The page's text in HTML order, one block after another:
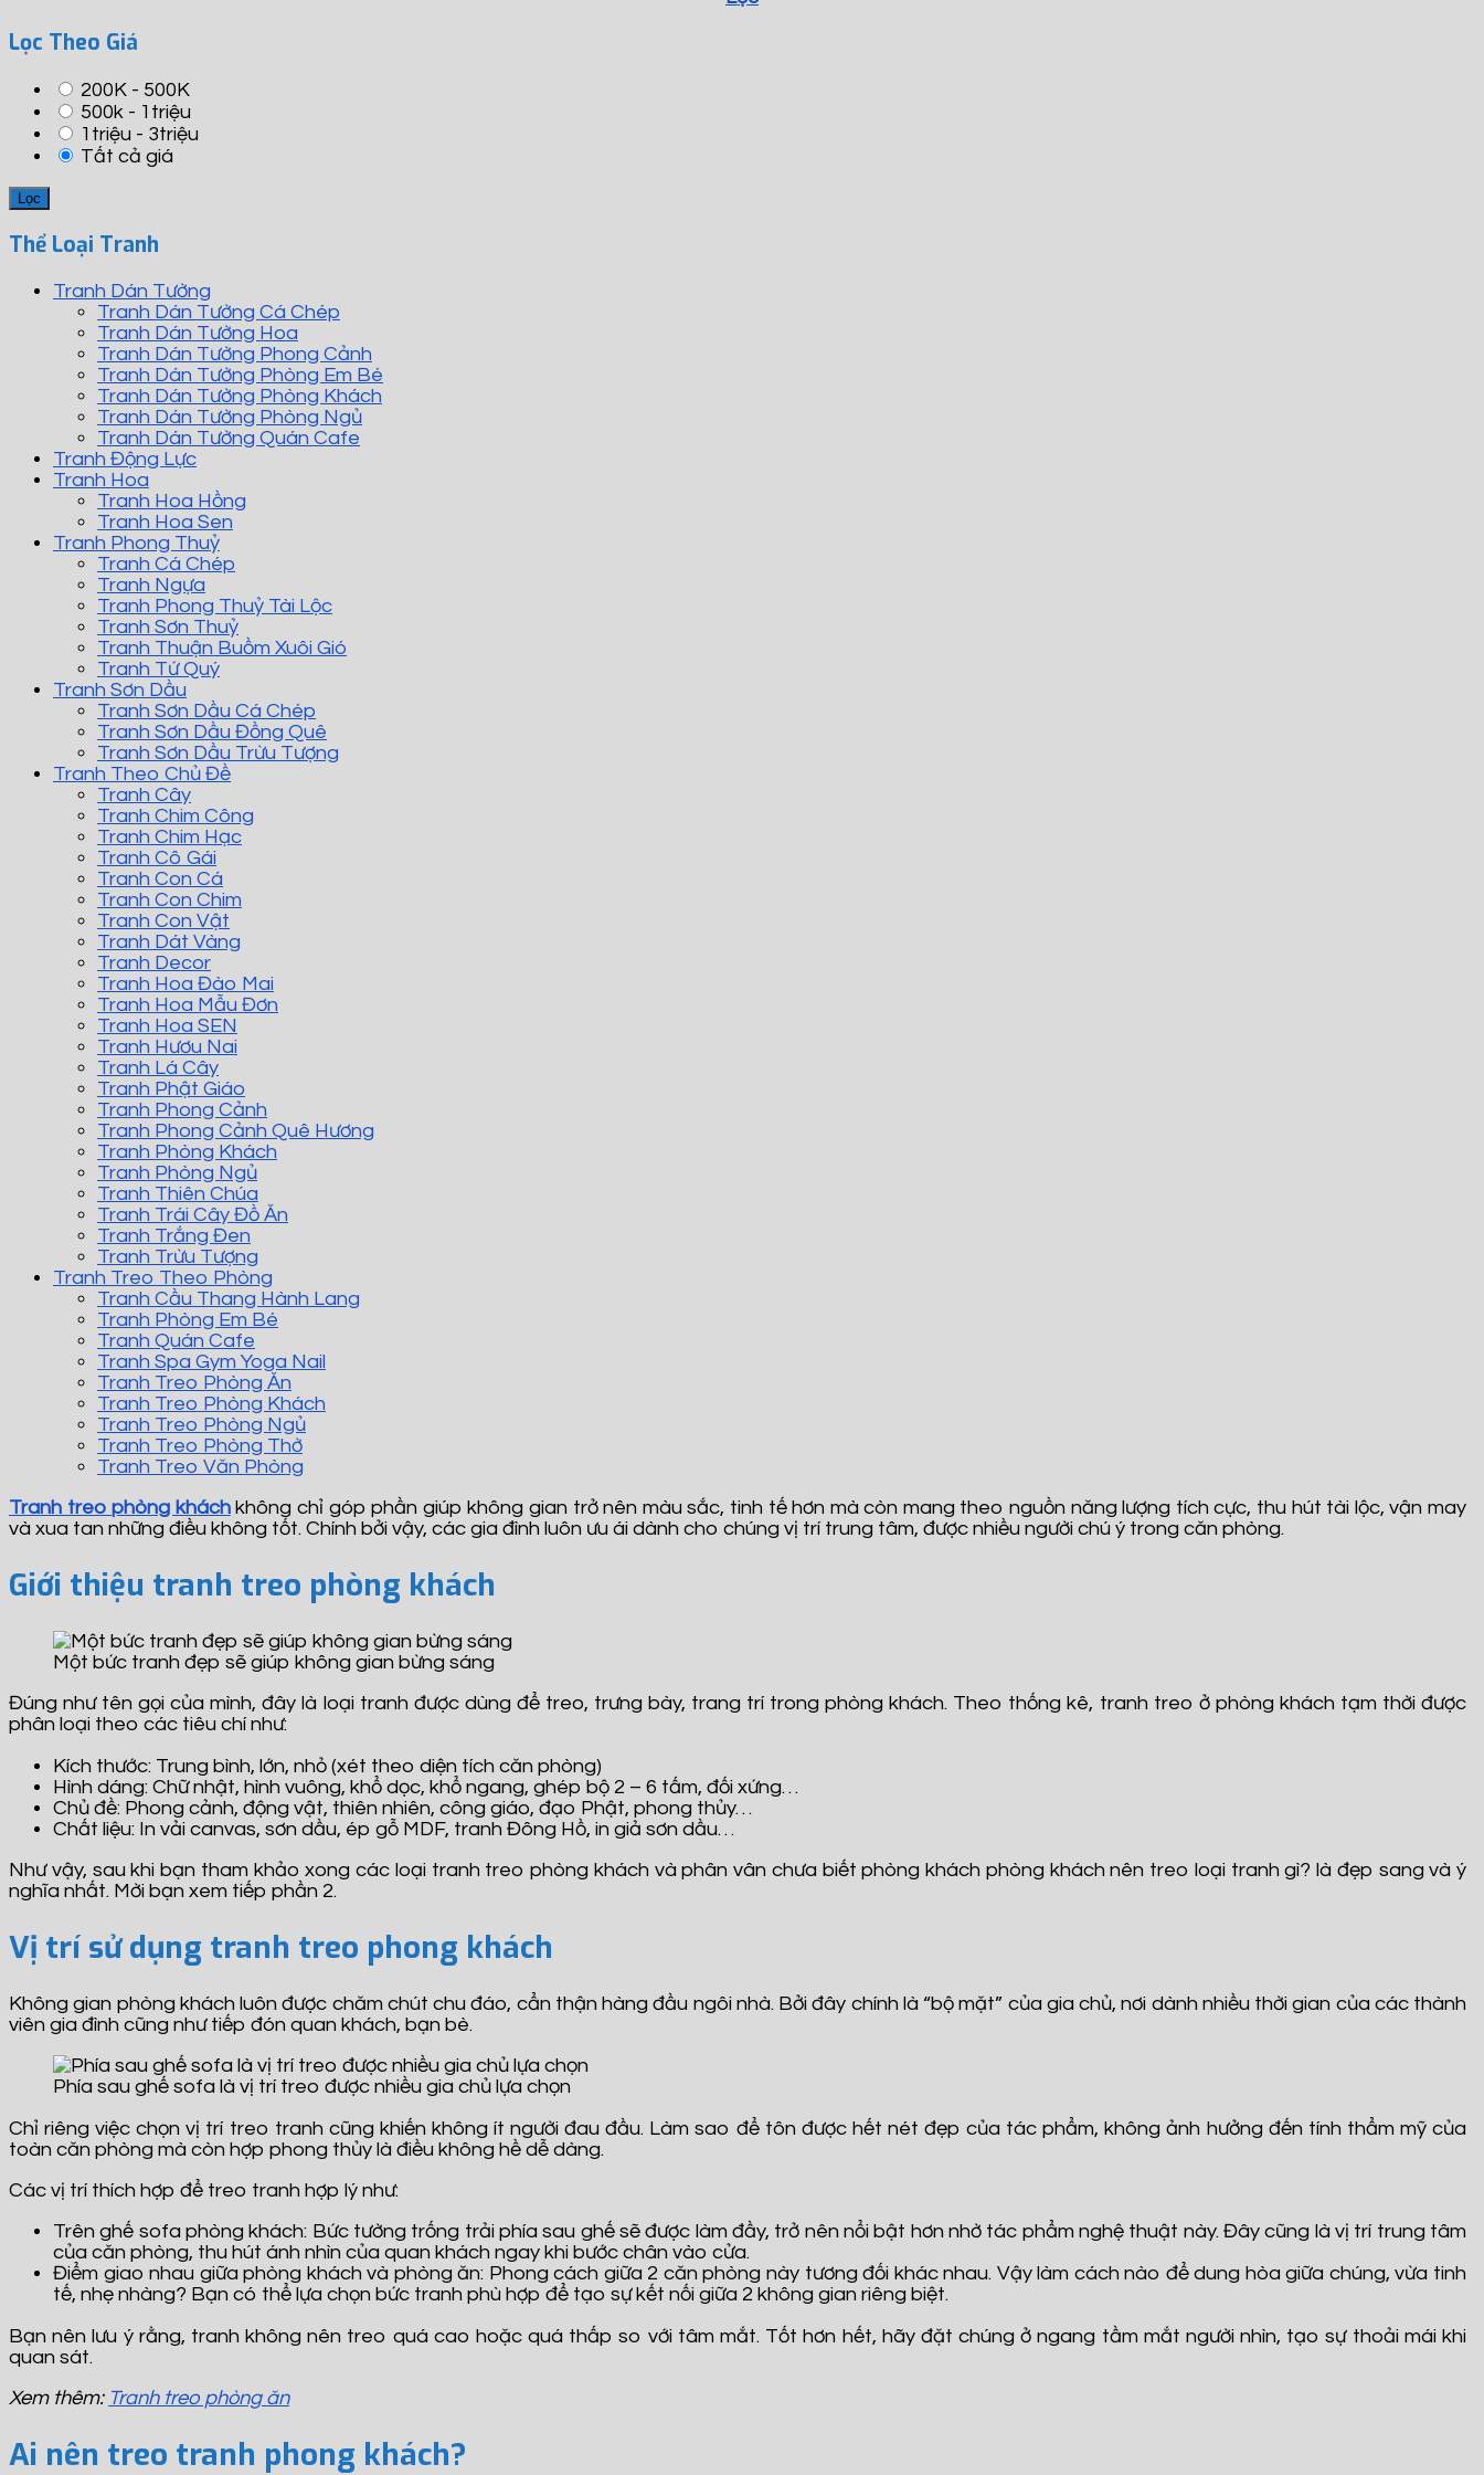
Lọc Theo Giá
200K - 500K
500k - 1triệu
1triệu - 3triệu
Tất cả giá
Thể Loại Tranh
Tranh Dán Tường
Tranh Dán Tường Cá Chép
Tranh Dán Tường Hoa
Tranh Dán Tường Phong Cảnh
Tranh Dán Tường Phòng Em Bé
Tranh Dán Tường Phòng Khách
Tranh Dán Tường Phòng Ngủ
Tranh Dán Tường Quán Cafe
Tranh Động Lực
Tranh Hoa
Tranh Hoa Hồng
Tranh Hoa Sen
Tranh Phong Thuỷ
Tranh Cá Chép
Tranh Ngựa
Tranh Phong Thuỷ Tài Lộc
Tranh Sơn Thuỷ
Tranh Thuận Buồm Xuôi Gió
Tranh Tứ Quý
Tranh Sơn Dầu
Tranh Sơn Dầu Cá Chép
Tranh Sơn Dầu Đồng Quê
Tranh Sơn Dầu Trừu Tượng
Tranh Theo Chủ Đề
Tranh Cây
Tranh Chim Công
Tranh Chim Hạc
Tranh Cô Gái
Tranh Con Cá
Tranh Con Chim
Tranh Con Vật
Tranh Dát Vàng
Tranh Decor
Tranh Hoa Đào Mai
Tranh Hoa Mẫu Đơn
Tranh Hoa SEN
Tranh Hươu Nai
Tranh Lá Cây
Tranh Phật Giáo
Tranh Phong Cảnh
Tranh Phong Cảnh Quê Hương
Tranh Phòng Khách
Tranh Phòng Ngủ
Tranh Thiên Chúa
Tranh Trái Cây Đồ Ăn
Tranh Trắng Đen
Tranh Trừu Tượng
Tranh Treo Theo Phòng
Tranh Cầu Thang Hành Lang
Tranh Phòng Em Bé
Tranh Quán Cafe
Tranh Spa Gym Yoga Nail
Tranh Treo Phòng Ăn
Tranh Treo Phòng Khách
Tranh Treo Phòng Ngủ
Tranh Treo Phòng Thờ
Tranh Treo Văn Phòng
Tranh treo phòng kháchkhông chỉ góp phần giúp không gian trở nên màu sắc, tinh tế hơn mà còn mang theo nguồn năng lượng tích cực, thu hút tài lộc, vận may
và xua tan những điều không tốt. Chính bởi vậy, các gia đình luôn ưu ái dành cho chúng vị trí trung tâm, được nhiều người chú ý trong căn phòng.
Giới thiệu tranh treo phòng khách
Một bức tranh đẹp sẽ giúp không gian bừng sáng
Đúng như tên gọi của mình, đây là loại tranh được dùng để treo, trưng bày, trang trí trong phòng khách. Theo thống kê, tranh treo ở phòng khách tạm thời được
phân loại theo các tiêu chí như:
Kích thước: Trung bình, lớn, nhỏ (xét theo diện tích căn phòng)
Hình dáng: Chữ nhật, hình vuông, khổ dọc, khổ ngang, ghép bộ 2 – 6 tấm, đối xứng…
Chủ đề: Phong cảnh, động vật, thiên nhiên, công giáo, đạo Phật, phong thủy…
Chất liệu: In vải canvas, sơn dầu, ép gỗ MDF, tranh Đông Hồ, in giả sơn dầu…
Như vậy, sau khi bạn tham khảo xong các loại tranh treo phòng khách và phân vân chưa biết phòng khách phòng khách nên treo loại tranh gì? là đẹp sang và ý
nghĩa nhất. Mời bạn xem tiếp phần 2.
Vị trí sử dụng tranh treo phong khách
Không gian phòng khách luôn được chăm chút chu đáo, cẩn thận hàng đầu ngôi nhà. Bởi đây chính là “bộ mặt” của gia chủ, nơi dành nhiều thời gian của các thành
viên gia đình cũng như tiếp đón quan khách, bạn bè.
Phía sau ghế sofa là vị trí treo được nhiều gia chủ lựa chọn
Chỉ riêng việc chọn vị trí treo tranh cũng khiến không ít người đau đầu. Làm sao để tôn được hết nét đẹp của tác phẩm, không ảnh hưởng đến tính thẩm mỹ của
toàn căn phòng mà còn hợp phong thủy là điều không hề dễ dàng.
Các vị trí thích hợp để treo tranh hợp lý như:
Trên ghế sofa phòng khách: Bức tường trống trải phía sau ghế sẽ được làm đầy, trở nên nổi bật hơn nhờ tác phẩm nghệ thuật này. Đây cũng là vị trí trung tâm
của căn phòng, thu hút ánh nhìn của quan khách ngay khi bước chân vào cửa.
Điểm giao nhau giữa phòng khách và phòng ăn: Phong cách giữa 2 căn phòng này tương đối khác nhau. Vậy làm cách nào để dung hòa giữa chúng, vừa tinh
tế, nhẹ nhàng? Bạn có thể lựa chọn bức tranh phù hợp để tạo sự kết nối giữa 2 không gian riêng biệt.
Bạn nên lưu ý rằng, tranh không nên treo quá cao hoặc quá thấp so với tâm mắt. Tốt hơn hết, hãy đặt chúng ở ngang tầm mắt người nhìn, tạo sự thoải mái khi
quan sát.
Xem thêm: Tranh treo phòng ăn
Ai nên treo tranh phong khách?